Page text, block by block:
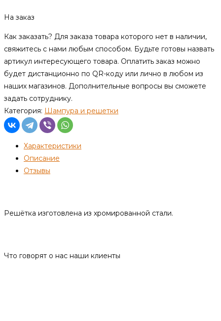
На заказ
Как заказать? Для заказа товара которого нет в наличии,
свяжитесь с нами любым способом. Будьте готовы назвать
артикул интересующего товара. Оплатить заказ можно
будет дистанционно по QR-коду или лично в любом из
наших магазинов. Дополнительные вопросы вы сможете
задать сотруднику.
Категория: Шампура и решетки
Характеристики
Описание
Отзывы
Решётка изготовлена из хромированной стали.
Что говорят о нас наши клиенты